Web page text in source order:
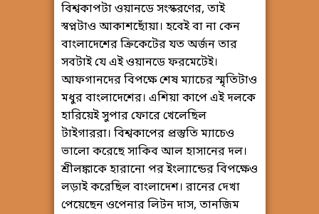
বিশ্বকাপটা ওয়ানডে সংস্করণের, তাই
স্বপ্নটাও আকাশছোঁয়া। হবেই বা না কেন
বাংলাদেশের ক্রিকেটের যত অর্জন তার
সবটাই যে এই ওয়ানডে ফরমেটেই।
আফগানদের বিপক্ষে শেষ ম্যাচের স্মৃতিটাও
মধুর বাংলাদেশের। এশিয়া কাপে এই দলকে
হারিয়েই সুপার ফোরে খেলেছিল
টাইগাররা। বিশ্বকাপের প্রস্তুতি ম্যাচেও
ভালো করেছে সাকিব আল হাসানের দল।
শ্রীলঙ্কাকে হারানো পর ইংল্যান্ডের বিপক্ষেও
লড়াই করেছিল বাংলাদেশ। রানের দেখা
পেয়েছেন ওপেনার লিটন দাস, তানজিম